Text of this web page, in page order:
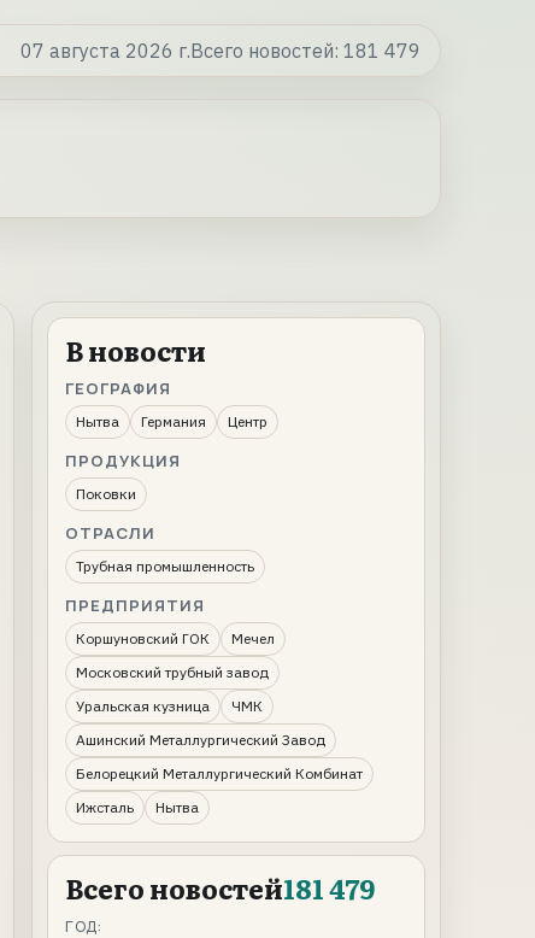
07 августа 2026 г.Всего новостей: 181 479
В новости
ГЕОГРАФИЯ
Нытва Германия Центр
ПРОДУКЦИЯ
Поковки
ОТРАСЛИ
Трубная промышленность
ПРЕДПРИЯТИЯ
Коршуновский ГОК
Мечел
Московский трубный завод
Уральская кузница
ЧМК
Ашинский Металлургический Завод
Белорецкий Металлургический Комбинат
Ижсталь
Нытва
Всего новостей181 479
ГОД: